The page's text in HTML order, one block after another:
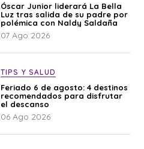
Óscar Junior liderará La Bella
Luz tras salida de su padre por
polémica con Naldy Saldaña
07 Ago 2026
TIPS Y SALUD
Feriado 6 de agosto: 4 destinos
recomendados para disfrutar
el descanso
06 Ago 2026